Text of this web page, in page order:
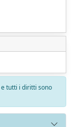
tutti i diritti sono